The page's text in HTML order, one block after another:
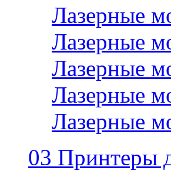
Лазерные
Лазерные
Лазерные
Лазерные
Лазерные
03 Принтеры